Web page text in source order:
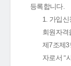
등록합니다.
1. 가입
회원자격
제7조제3
자로서 “